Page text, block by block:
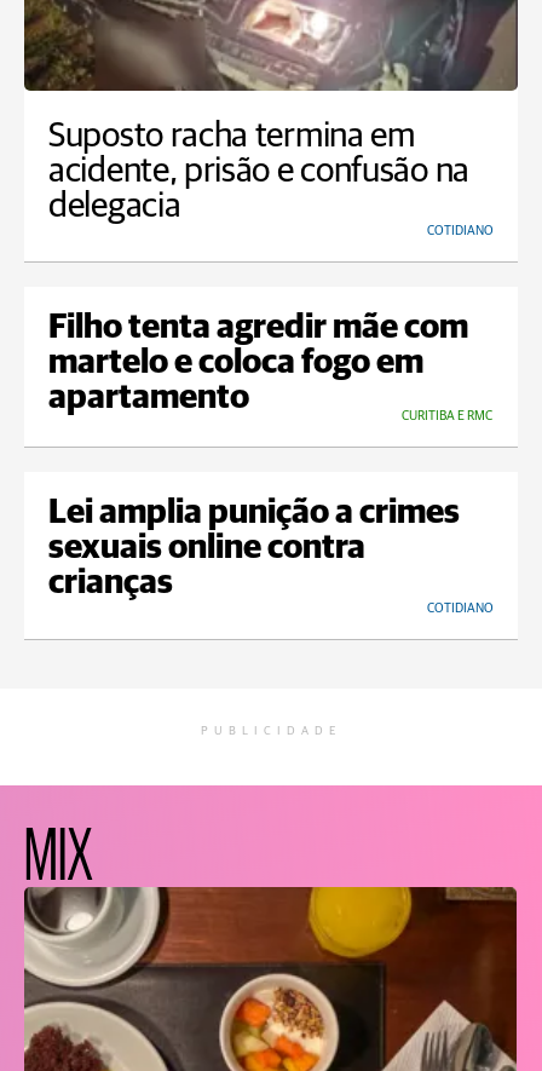
Suposto racha termina em
acidente, prisão e confusão na
delegacia
COTIDIANO
Filho tenta agredir mãe com
martelo e coloca fogo em
apartamento
CURITIBA E RMC
Lei amplia punição a crimes
sexuais online contra
crianças
COTIDIANO
PUBLICIDADE
MIX